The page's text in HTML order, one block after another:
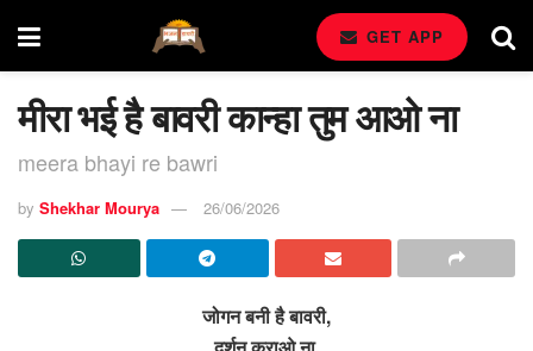
GET APP
मीरा भई है बावरी कान्हा तुम आओ ना
meera bhayi re bawri
by Shekhar Mourya 26/06/2026
जोगन बनी है बावरी,